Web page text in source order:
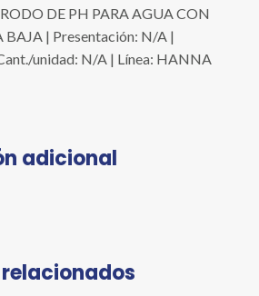
DE PH PARA AGUA CON
BAJA | Presentación: N/A |
unidad: N/A | Línea: HANNA
adicional